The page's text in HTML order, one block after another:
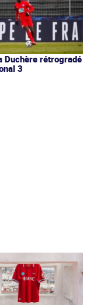
Duchère rétrogradé
3